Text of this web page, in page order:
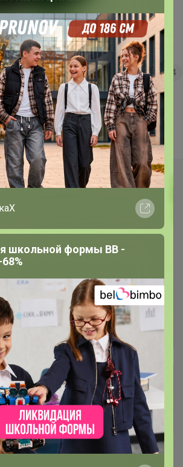
и не только с
35.7K 36.3K 3.7K 4
Показаны записи 3.
в данной закупке
к текущей закупке
школьной формы BB -